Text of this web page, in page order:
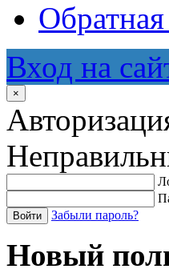
Обратная
Вход на
×
Войти Забыли пароль?
Новый